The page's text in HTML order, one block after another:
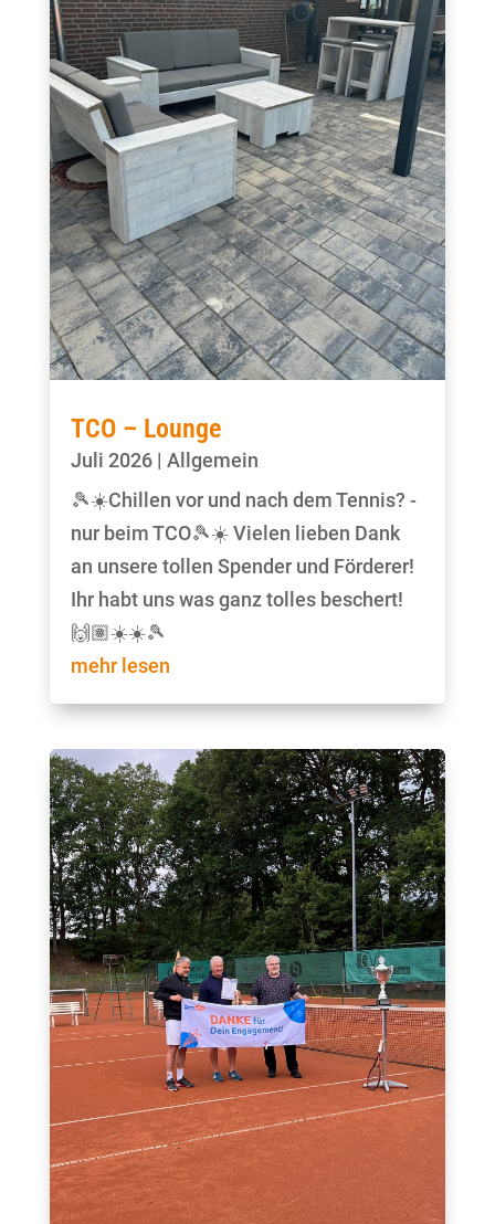
TCO – Lounge
Juli 2026| Allgemein
🎾☀️Chillen vor und nach dem Tennis? -
nur beim TCO🎾☀️ Vielen lieben Dank
an unsere tollen Spender und Förderer!
Ihr habt uns was ganz tolles beschert!
🙌🏽☀️☀️🎾
mehr lesen